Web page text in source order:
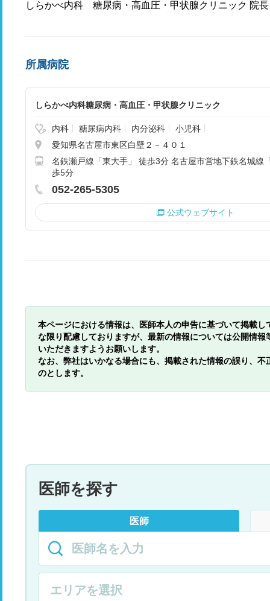
しらかべ内科 糖尿病・高血圧・甲状腺クリニック 院長
所属病院
しらかべ内科糖尿病・高血圧・甲状腺クリニック
内科 糖尿病内科 内分泌科
小児科
愛知県名古屋市東区白壁２－４０１
名鉄瀬戸線「東大手」 徒歩3分 名古屋市営地下鉄名城線
歩5分
052-265-5305
公式ウェブサイト
本ページにおける情報は、医師本人の申告に基づいて掲載
な限り配慮しておりますが、最新の情報については公開情
いただきますようお願いします。
なお、弊社はいかなる場合にも、掲載された情報の誤り、
のとします。
医師を探す
医師